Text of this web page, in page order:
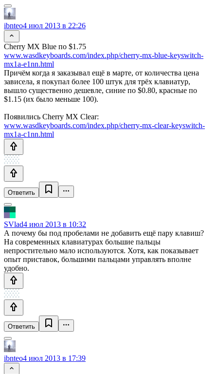
ibnteo4 июл 2013 в 22:26
Cherry MX Blue по $1.75
www.wasdkeyboards.com/index.php/cherry-mx-blue-keyswitch-
mx1a-e1nn.html
Причём когда я заказывал ещё в марте, от количества цена
зависела, я покупал более 100 штук для трёх клавиатур,
вышло существенно дешевле, синие по $0.80, красные по
$1.15 (их было меньше 100).
Появились Cherry MX Clear:
www.wasdkeyboards.com/index.php/cherry-mx-clear-keyswitch-
mx1a-c1nn.html
Ответить
SVlad4 июл 2013 в 10:32
А почему бы под пробелами не добавить ещё пару клавиш?
На современных клавиатурах большие пальцы
непростительно мало используются. Хотя, как показывает
опыт приставок, большими пальцами управлять вполне
удобно.
Ответить
ibnteo4 июл 2013 в 17:39